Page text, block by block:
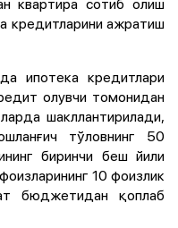
кредитларини ажратиш
ипотека кредитлари
олувчи томонидан
шакллантирилади,
тўловнинг 50
биринчи беш йили
10 фоизлик
бюджетидан қоплаб